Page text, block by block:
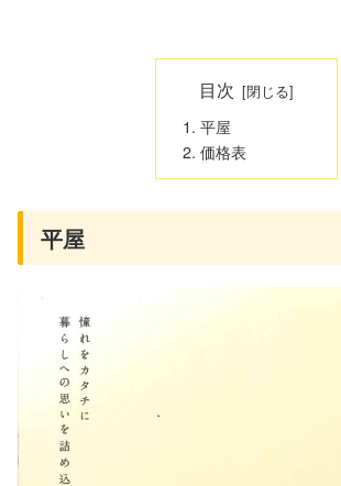
目次
平屋
価格表
平屋